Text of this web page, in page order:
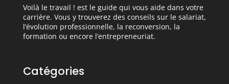
Voilà le travail ! est le guide qui vous aide dans votre
carrière. Vous y trouverez des conseils sur le salariat,
l’évolution professionnelle, la reconversion, la
formation ou encore l’entrepreneuriat.
Catégories